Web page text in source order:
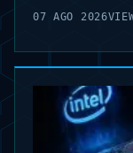
07 AGO 2026